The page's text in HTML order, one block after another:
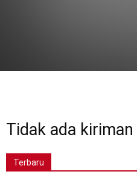
Tidak ada
Terbaru